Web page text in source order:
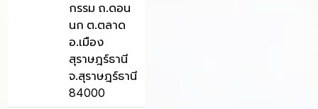
กรรม ถ.ดอน
นก ต.ตลาด
อ.เมือง
สุราษฎร์ธานี
จ.สุราษฎร์ธานี
84000